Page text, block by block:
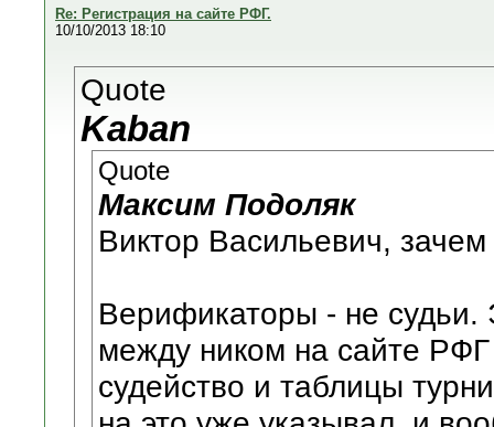
Re: Регистрация на сайте РФГ.
10/10/2013 18:10
Quote
Kaban
Quote
Максим Подоляк
Виктор Васильевич,
Верификаторы - не судьи.
между ником на сайте
судейство и таблицы